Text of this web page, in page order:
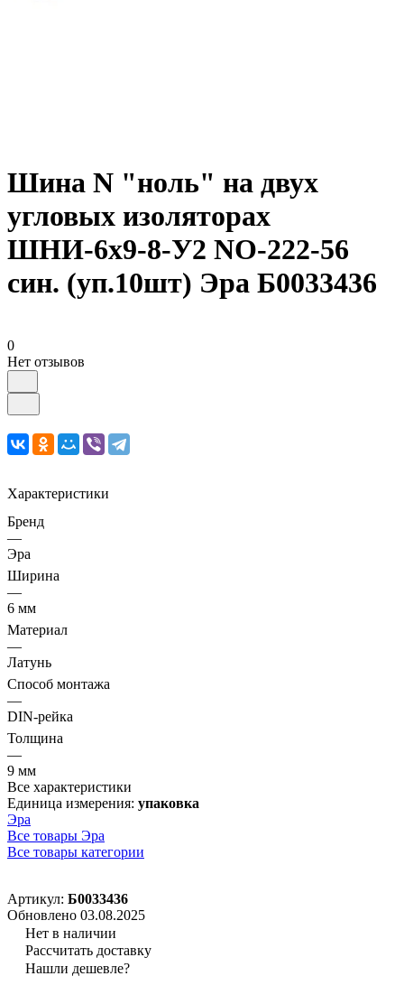
Шина N "ноль" на двух
угловых изоляторах
ШНИ-6х9-8-У2 NO-222-56
син. (уп.10шт) Эра Б0033436
0
Нет отзывов
Характеристики
Бренд
—
Эра
Ширина
—
6 мм
Материал
—
Латунь
Способ монтажа
—
DIN-рейка
Толщина
—
9 мм
Все характеристики
Единица измерения: упаковка
Эра
Все товары Эра
Все товары категории
Артикул: Б0033436
Обновлено 03.08.2025
Нет в наличии
Рассчитать доставку
Нашли дешевле?